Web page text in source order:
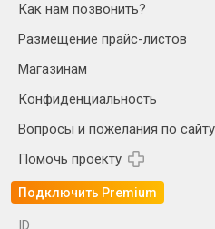
Как нам позвонить?
Размещение прайс-листов
Магазинам
Конфиденциальность
Вопросы и пожелания по сайту
Помочь проекту
Подключить Premium